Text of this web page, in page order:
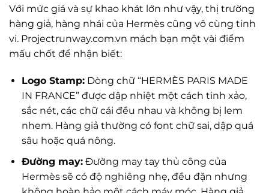
Với mức giá và sự khao khát lớn như vậy, thị trường
hàng giả, hàng nhái của Hermès cũng vô cùng tinh
vi. Projectrunway.com.vn mách bạn một vài điểm
mấu chốt để nhận biết:
Logo Stamp:Dòng chữ “HERMÈS PARIS MADE
IN FRANCE” được dập nhiệt một cách tinh xảo,
sắc nét, các chữ cái đều nhau và không bị lem
nhem. Hàng giả thường có font chữ sai, dập quá
sâu hoặc quá nông.
Đường may:Đường may tay thủ công của
Hermès sẽ có độ nghiêng nhẹ, đều đặn nhưng